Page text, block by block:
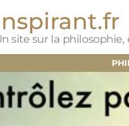
site sur la